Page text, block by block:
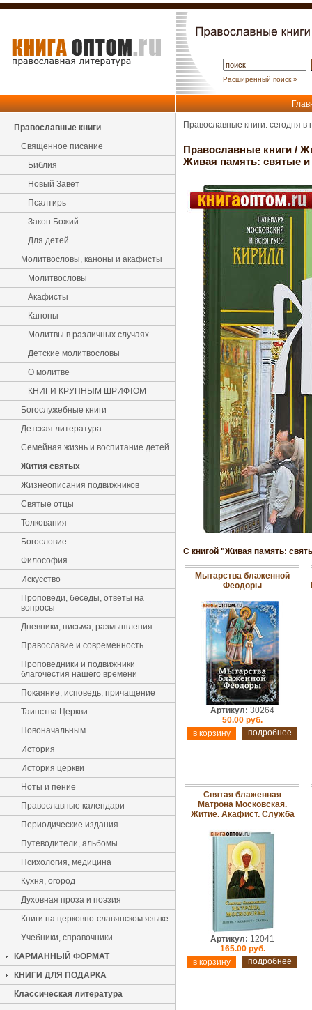
Расширенный поиск »
Православные книги
Священное писание
Библия
Новый Завет
Псалтирь
Закон Божий
Для детей
Молитвословы, каноны и акафисты
Молитвословы
Акафисты
Каноны
Молитвы в различных случаях
Детские молитвословы
О молитве
КНИГИ КРУПНЫМ ШРИФТОМ
Богослужебные книги
Детская литература
Семейная жизнь и воспитание детей
Жития святых
Жизнеописания подвижников
Святые отцы
Толкования
Богословие
Философия
Искусство
Проповеди, беседы, ответы на
вопросы
Дневники, письма, размышления
Православие и современность
Проповедники и подвижники
благочестия нашего времени
Покаяние, исповедь, причащение
Таинства Церкви
Новоначальным
История
История церкви
Ноты и пение
Православные календари
Периодические издания
Путеводители, альбомы
Психология, медицина
Кухня, огород
Духовная проза и поэзия
Книги на церковно-славянском языке
Учебники, справочники
КАРМАННЫЙ ФОРМАТ
КНИГИ ДЛЯ ПОДАРКА
Классическая литература
Православные книги: сегодня
Православные книги /
Живая память: святые
С книгой "Живая память:
Мытарства блаженной
Феодоры
Артикул: 30264
50.00 руб.
подробнее
Святая блаженная
Матрона Московская.
Житие. Акафист. Служба
Артикул: 12041
165.00 руб.
подробнее